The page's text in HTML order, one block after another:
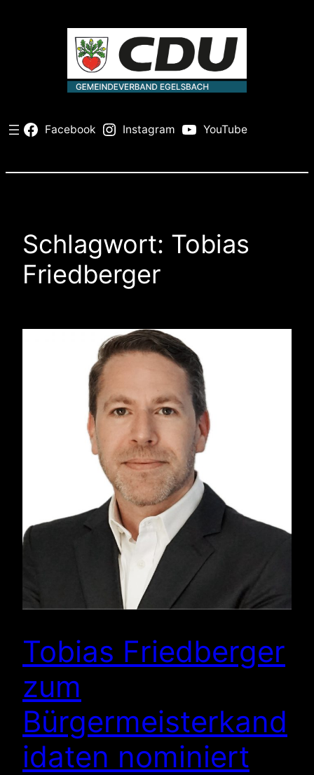
Facebook Instagram YouTube
Schlagwort: Tobias
Friedberger
Tobias Friedberger
zum
Bürgermeisterkand
idaten nominiert